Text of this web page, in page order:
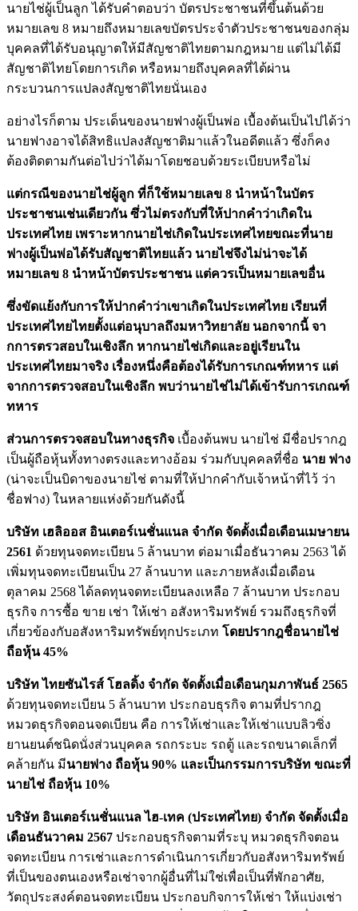
นายไช่ผู้เป็นลูก ได้รับคำตอบว่า บัตรประชาชนที่ขึ้นต้นด้วย
หมายเลข 8 หมายถึงหมายเลขบัตรประจำตัวประชาชนของกลุ่ม
บุคคลที่ได้รับอนุญาตให้มีสัญชาติไทยตามกฎหมาย แต่ไม่ได้มี
สัญชาติไทยโดยการเกิด หรือหมายถึงบุคคลที่ได้ผ่าน
กระบวนการแปลงสัญชาติไทยนั่นเอง
อย่างไรก็ตาม ประเด็นของนายฟางผู้เป็นพ่อ เบื้องต้นเป็นไปได้ว่า
นายฟางอาจได้สิทธิแปลงสัญชาติมาแล้วในอดีตแล้ว ซึ่งก็คง
ต้องติดตามกันต่อไปว่าได้มาโดยชอบด้วยระเบียบหรือไม่
แต่กรณีของนายไช่ผู้ลูก ที่ก็ใช้หมายเลข 8 นำหน้าในบัตร
ประชาชนเช่นเดียวกัน ซึ่วไม่ตรงกับที่ให้ปากคำว่าเกิดใน
ประเทศไทย เพราะหากนายไช่เกิดในประเทศไทยขณะที่นาย
ฟางผู้เป็นพ่อได้รับสัญชาติไทยแล้ว นายไช่จึงไม่น่าจะได้
หมายเลข 8 นำหน้าบัตรประชาชน แต่ควรเป็นหมายเลขอื่น
ซึ่งขัดแย้งกับการให้ปากคำว่าเขาเกิดในประเทศไทย เรียนที่
ประเทศไทยไทยตั้งแต่อนุบาลถึงมหาวิทยาลัย นอกจากนี้ จา
กการตรวสอบในเชิงลึก หากนายไช่เกิดและอยู่เรียนใน
ประเทศไทยมาจริง เรื่องหนึ่งคือต้องได้รับการเกณฑ์ทหาร แต่
จากการตรวจสอบในเชิงลึก พบว่านายไช่ไม่ได้เข้ารับการเกณฑ์
ทหาร
ส่วนการตรวจสอบในทางธุรกิจ เบื้องต้นพบ นายไช่ มีชื่อปรากฎ
เป็นผู้ถือหุ้นทั้งทางตรงและทางอ้อม ร่วมกับบุคคลที่ชื่อ นาย ฟาง
(น่าจะเป็นบิดาของนายไช่ ตามที่ให้ปากคำกับเจ้าหน้าที่ไว้ ว่า
ชื่อฟาง) ในหลายแห่งด้วยกันดังนี้
บริษัท เฮลิออส อินเตอร์เนชั่นแนล จำกัด จัดตั้งเมื่อเดือนเมษายน
2561 ด้วยทุนจดทะเบียน 5 ล้านบาท ต่อมาเมื่อธันวาคม 2563 ได้
เพิ่มทุนจดทะเบียนเป็น 27 ล้านบาท และภายหลังเมื่อเดือน
ตุลาคม 2568 ได้ลดทุนจดทะเบียนลงเหลือ 7 ล้านบาท ประกอบ
ธุรกิจ การซื้อ ขาย เช่า ให้เช่า อสังหาริมทรัพย์ รวมถึงธุรกิจที่
เกี่ยวข้องกับอสังหาริมทรัพย์ทุกประเภท โดยปรากฎชื่อนายไช่
ถือหุ้น45%
บริษัท ไทยซันไรส์ โฮลดิ้ง จำกัด จัดตั้งเมื่อเดือนกุมภาพันธ์ 2565
ด้วยทุนจดทะเบียน 5 ล้านบาท ประกอบธุรกิจ ตามที่ปรากฎ
หมวดธุรกิจตอนจดเบียน คือ การให้เช่าและให้เช่าแบบลิวซิ่ง
ยานยนต์ชนิดนั่งส่วนบุคคล รถกระบะ รถตู้ และรถขนาดเล็กที่
คล้ายกัน มีนายฟาง ถือหุ้น90% และเป็นกรรมการบริษัท ขณะที่
นายไช่ ถือหุ้น 10%
บริษัท อินเตอร์เนชั่นแนล ไฮ-เทค (ประเทศไทย) จำกัด จัดตั้งเมื่อ
เดือนธันวาคม 2567 ประกอบธุรกิจตามที่ระบุ หมวดธุรกิจตอน
จดทะเบียน การเช่าและการดำเนินการเกี่ยวกับอสังหาริมทรัพย์
ที่เป็นของตนเองหรือเช่าจากผู้อื่นที่ไม่ใช่เพื่อเป็นที่พักอาศัย,
วัตถุประสงค์ตอนจดทะเบียน ประกอบกิจการให้เช่า ให้แบ่งเช่า